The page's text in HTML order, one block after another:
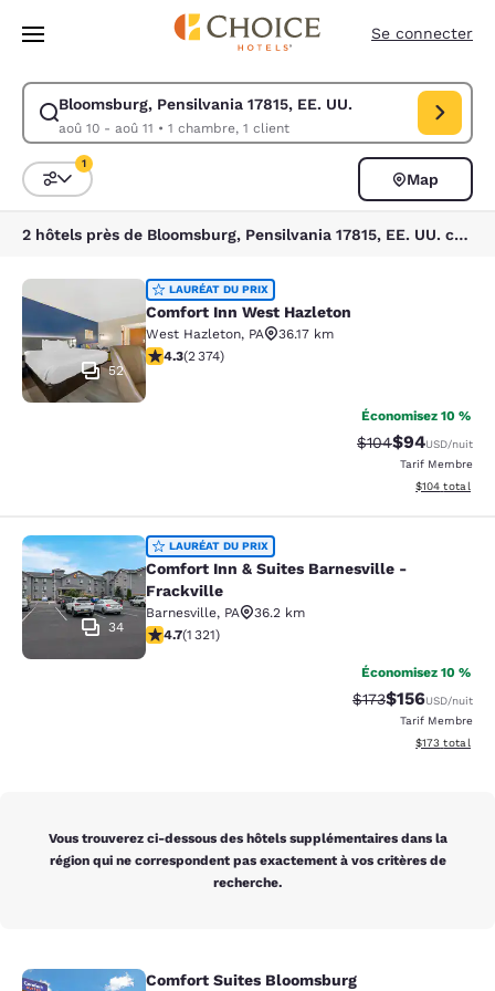
Sauter à Contenu Principal
Se connecter
Bloomsburg, Pensilvania 17815, EE. UU.
aoû 10 - aoû 11 • 1 chambre, 1 client
Modifier la recherche pour Bloomsburg, Pensilvania 17815, EE. UU..
Triez et filtrez
1
Map
2 hôtels près de Bloomsburg, Pensilvania 17815, EE. UU. correspondent à vos filtres
Comfort Inn West Hazleton
52
LAURÉAT DU PRIX
Comfort Inn West Hazleton
West Hazleton, PA
36.17 km
4.25 étoiles. Excellent. 2374 commentaires
4.3(2 374)
Économisez 10 %
Tarif barré :
$104Tarif réduit :
$94USD/nuit
Tarif Membre
Afficher les
$104 total
Comfort Inn & Suites Barnesville -
34
LAURÉAT DU PRIX
Comfort Inn & Suites Barnesville -
Frackville
Barnesville, PA
36.2 km
4.65 étoiles. Exceptionnel. 1321 commentaires
4.7(1 321)
Économisez 10 %
Tarif barré :
$173Tarif réduit :
$156USD/nuit
Tarif Membre
Afficher les
$173 total
Vous trouverez ci-dessous des hôtels supplémentaires dans la
région qui ne correspondent pas exactement à vos critères de
recherche.
Comfort Suites Bloomsburg